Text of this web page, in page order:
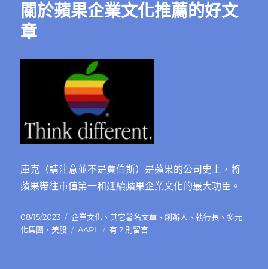
關於蘋果企業文化推薦的好文
章
庫克（請注意並不是賈伯斯）是蘋果的公司史上，將
蘋果帶往市值第一和延續蘋果企業文化的最大功臣。
發
佈
08/15/2023
分
類
企業文化 、其它著名文章 、創辦人 、執行長 、 多元
化集團 、美股
標
AAPL
在
有 2 則留言